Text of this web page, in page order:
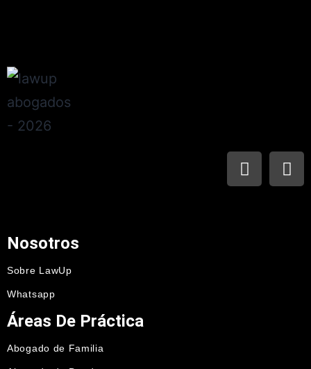
Nosotros
Sobre LawUp
Whatsapp
Áreas De Práctica
Abogado de Familia